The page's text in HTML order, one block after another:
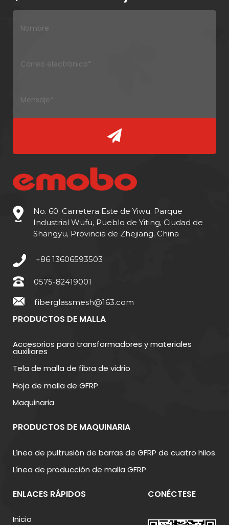
No. 60, Carretera Este de Yiwu, Parque
Industrial Wufu, Pueblo de Yiting, Ciudad de
Shangyu, Provincia de Zhejiang, China
+86 13606593503
0575-82419001
fiberglassmesh@163.com
PRODUCTOS DE MALLA
Accesorios para transformadores y materiales
auxiliares
Tela de malla de fibra de vidrio
Hoja de malla de GFRP
Maquinaria
PRODUCTOS DE MAQUINARIA
Línea de pultrusión de barras de GFRP de cuatro hilos
Línea de producción de malla GFRP
ENLACES RÁPIDOS
Inicio
CONÉCTESE